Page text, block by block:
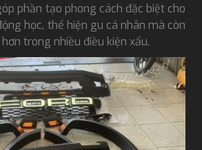
phần tạo phong cách đặc biệt cho
học, thể hiện gu cá nhân mà còn
trong nhiều điều kiện xấu.